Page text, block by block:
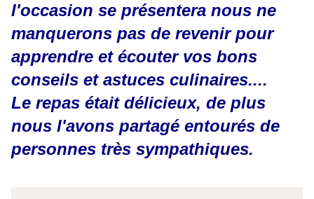
l'occasion se présentera nous ne
manquerons pas de revenir pour
apprendre et écouter vos bons
conseils et astuces culinaires....
Le repas était délicieux, de plus
nous l'avons partagé entourés de
personnes très sympathiques.